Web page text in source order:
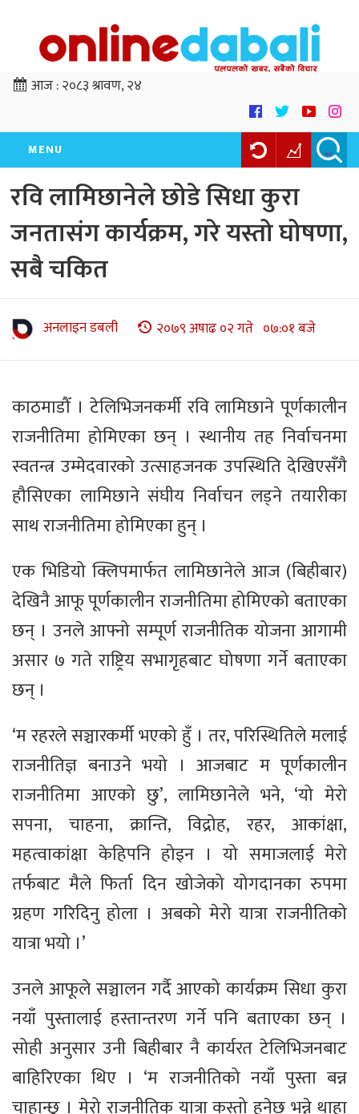
आज :२०८३ श्रावण, २४
MENU
रवि लामिछानेले छोडे सिधा कुरा
जनतासंग कार्यक्रम, गरे यस्तो घोषणा,
सबै चकित
अनलाइन डबली २०७९ अषाढ ०२ गते ०७:०१ बजे
काठमाडौँ । टेलिभिजनकर्मी रवि लामिछाने पूर्णकालीन
राजनीतिमा होमिएका छन् । स्थानीय तह निर्वाचनमा
स्वतन्त्र उम्मेदवारको उत्साहजनक उपस्थिति देखिएसँगै
हौसिएका लामिछाने संघीय निर्वाचन लड्ने तयारीका
साथ राजनीतिमा होमिएका हुन् ।
एक भिडियो क्लिपमार्फत लामिछानेले आज (बिहीबार)
देखिनै आफू पूर्णकालीन राजनीतिमा होमिएको बताएका
छन् । उनले आफ्नो सम्पूर्ण राजनीतिक योजना आगामी
असार ७ गते राष्ट्रिय सभागृहबाट घोषणा गर्ने बताएका
छन् ।
‘म रहरले सञ्चारकर्मी भएको हुँ । तर, परिस्थितिले मलाई
राजनीतिज्ञ बनाउने भयो । आजबाट म पूर्णकालीन
राजनीतिमा आएको छु’, लामिछानेले भने, ‘यो मेरो
सपना, चाहना, क्रान्ति, विद्रोह, रहर, आकांक्षा,
महत्वाकांक्षा केहिपनि होइन । यो समाजलाई मेरो
तर्फबाट मैले फिर्ता दिन खोजेको योगदानका रुपमा
ग्रहण गरिदिनु होला । अबको मेरो यात्रा राजनीतिको
यात्रा भयो ।’
उनले आफूले सञ्चालन गर्दै आएको कार्यक्रम सिधा कुरा
नयाँ पुस्तालाई हस्तान्तरण गर्ने पनि बताएका छन् ।
सोही अनुसार उनी बिहीबार नै कार्यरत टेलिभिजनबाट
बाहिरिएका थिए । ‘म राजनीतिको नयाँ पुस्ता बन्न